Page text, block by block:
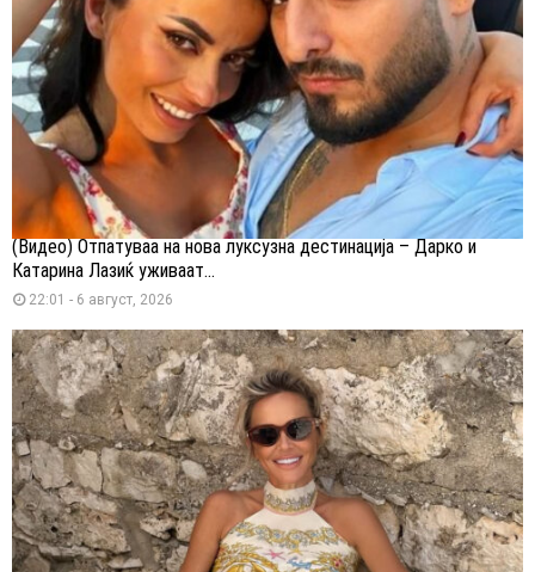
(Видео) Отпатуваа на нова луксузна дестинација – Дарко и
Катарина Лазиќ уживаат...
22:01 - 6 август, 2026